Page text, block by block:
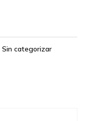
Sin categorizar